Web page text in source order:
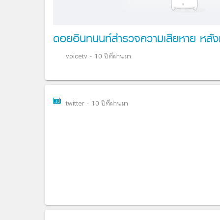
ดอยอินทนนท์สำรวจความเสียหาย หลั
voicetv - 10 ปีที่ผ่านมา
twitter - 10 ปีที่ผ่านมา